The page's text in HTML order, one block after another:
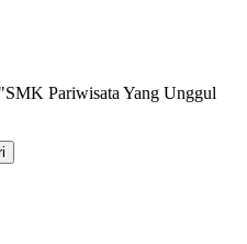
Pariwisata Yang Unggul